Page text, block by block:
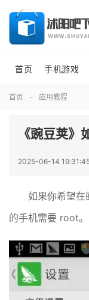
首页 手机游戏
首页 应用教程
《豌豆荚
2025-06-14
如果你希望在
的手机需要 root。